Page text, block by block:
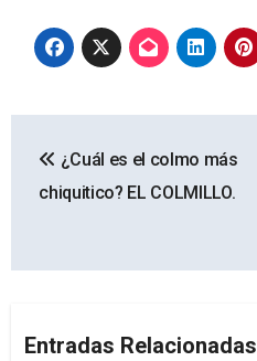
de
¿Cuál es el colmo más
chiquitico? EL COLMILLO.
Entradas Relacionadas